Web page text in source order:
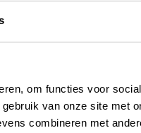
om functies voor
van onze site met
combineren met